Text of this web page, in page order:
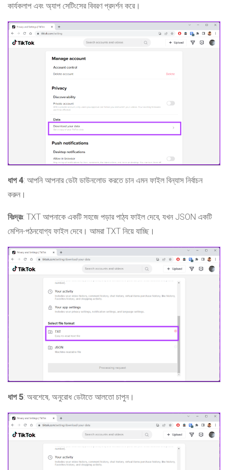
কার্যকলাপ এবং অ্যাপ সেটিংসের বিবরণ প্রদর্শন করে।
ধাপ 4: আপনি আপনার ডেটা ডাউনলোড করতে চান এমন ফাইল বিন্যাস নির্বাচন
করুন।
বিঃদ্রঃ: TXT আপনাকে একটি সহজে পড়ার পাঠ্য ফাইল দেবে, যখন JSON একটি
মেশিন-পঠনযোগ্য ফাইল দেবে। আমরা TXT নিয়ে যাচ্ছি।
ধাপ 5: অবশেষে, অনুরোধ ডেটাতে আলতো চাপুন।